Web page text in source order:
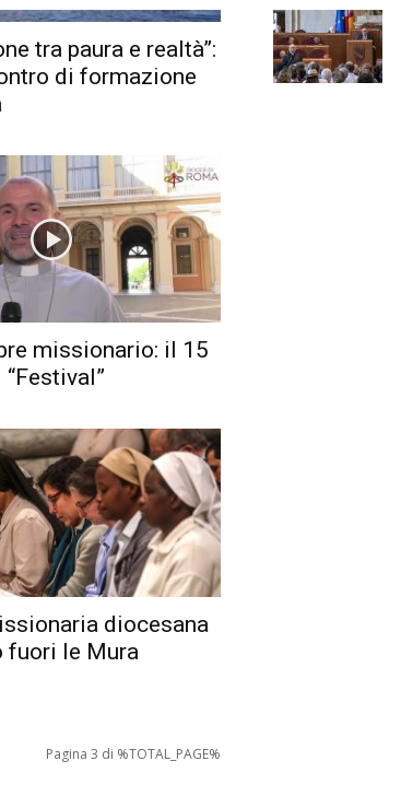
tra paura e realtà”:
di formazione
missionario: il 15
diocesana
fuori le Mura
Pagina 3 di %TOTAL_PAGE%